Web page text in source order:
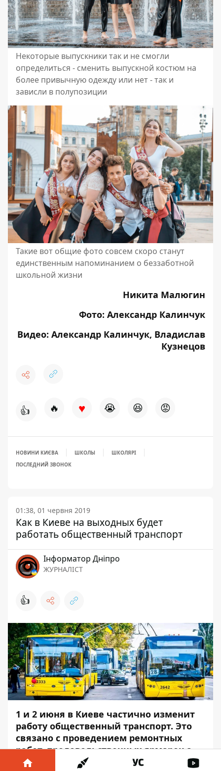
Некоторые выпускники так и не смогли
определиться - сменить выпускной костюм на
более привычную одежду или нет - так и
зависли в полупозиции
Такие вот общие фото совсем скоро станут
единственным напоминанием о беззаботной
школьной жизни
Никита Малюгин
Фото: Александр Калинчук
Видео: Александр Калинчук, Владислав
Кузнецов
👍 🔥 ♥ 😭 😆 😡
НОВИНИ КИЄВА ШКОЛЫ
ШКОЛЯРІ
ПОСЛЕДНИЙ ЗВОНОК
01:38, 01 червня 2019
Как в Киеве на выходных будет
работать общественный транспорт
Інформатор Дніпро
ЖУРНАЛІСТ
👍
1 и 2 июня в Киеве частично изменит
работу общественный транспорт. Это
связано с проведением ремонтных
работ, продовольственных ярмарок а
также мероприятий, посвященных